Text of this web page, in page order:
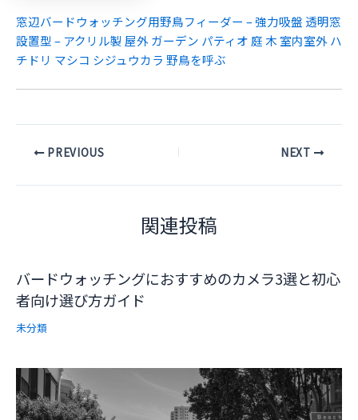
窓辺バードウォッチング用野鳥フィーダー – 強力吸盤 透明窓
設置型 – アクリル製 屋外 ガーデン パティオ 庭 木 室内室外 ハ
チドリ マシコ シジュウカラ 野鳥を呼ぶ
PostPREVIOUS NEXT
関連投稿
バードウォッチングにおすすめのカメラ3選と初心
者向け選び方ガイド
未分類